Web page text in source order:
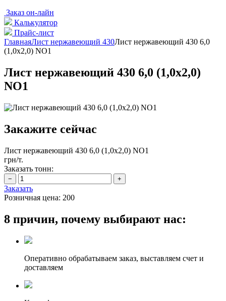
Заказ он-лайн
Калькулятор
Прайс-лист
ГлавнаяЛист нержавеющий 430Лист нержавеющий 430 6,0
(1,0х2,0) NO1
Лист нержавеющий 430 6,0 (1,0х2,0)
NO1
Закажите сейчас
Лист нержавеющий 430 6,0 (1,0х2,0) NO1
грн/т.
Заказать тонн:
Заказать
Розничная цена: 200
8 причин, почему выбирают нас:
Оперативно обрабатываем заказ, выставляем счет и
доставляем